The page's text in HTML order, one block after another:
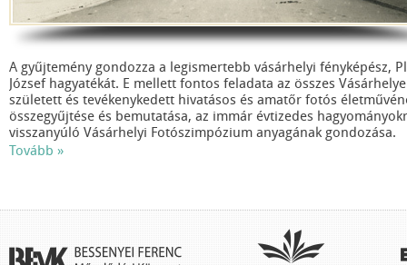
A gyűjtemény gondozza a legismertebb vásárhelyi fényképész,
József hagyatékát. E mellett fontos feladata az összes
született és tevékenykedett hivatásos és amatőr fotós
összegyűjtése és bemutatása, az immár évtizedes
visszanyúló Vásárhelyi Fotószimpózium anyagának gondozása.
Néhány fényképész a teljesség igénye nélkül, akiknek alkotásai
Tovább »